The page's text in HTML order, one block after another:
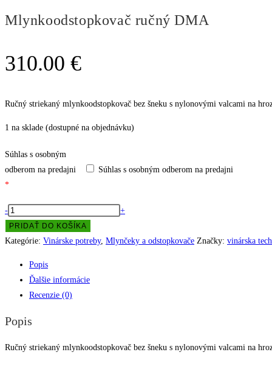
Mlynkoodstopkovač ručný DMA
310.00 €
Ručný striekaný mlynkoodstopkovač bez šneku s nylonovými valcami na
1 na sklade (dostupné na objednávku)
Súhlas s osobným
odberom na predajni
*
Súhlas s osobným odberom na predajni
množstvo
Mlynkoodstopkovač
ručný
- +
PRIDAŤ DO KOŠÍKA
Kategórie: Vinárske potreby, Mlynčeky a odstopkovače Značky: vinárska
Popis
Ďalšie informácie
Recenzie (0)
Popis
Ručný striekaný mlynkoodstopkovač bez šneku s nylonovými valcami na